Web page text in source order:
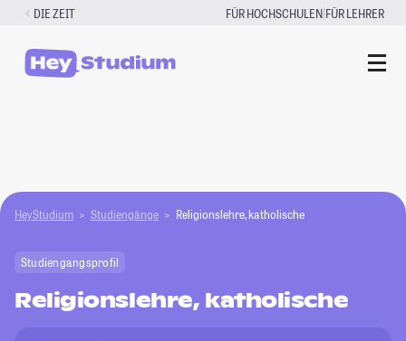
Zum
springen
DIE ZEIT FÜR HOCHSCHULEN|FÜR LEHRER
HeyStudium Studiengänge Religionslehre, katholische
Studiengangsprofil
Religionslehre, katholische